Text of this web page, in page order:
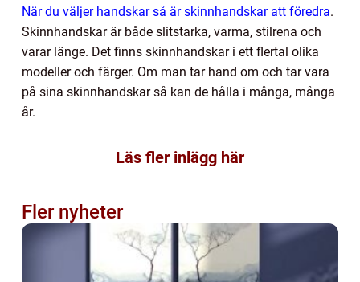
När du väljer handskar så är skinnhandskar att föredra.
Skinnhandskar är både slitstarka, varma, stilrena och
varar länge. Det finns skinnhandskar i ett flertal olika
modeller och färger. Om man tar hand om och tar vara
på sina skinnhandskar så kan de hålla i många, många
år.
Läs fler inlägg här
Fler nyheter